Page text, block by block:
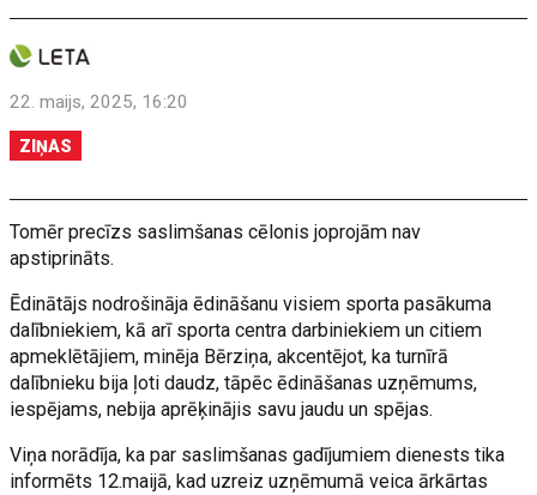
22. maijs, 2025, 16:20
ZIŅAS
Tomēr precīzs saslimšanas cēlonis joprojām nav
apstiprināts.
Ēdinātājs nodrošināja ēdināšanu visiem sporta pasākuma
dalībniekiem, kā arī sporta centra darbiniekiem un citiem
apmeklētājiem, minēja Bērziņa, akcentējot, ka turnīrā
dalībnieku bija ļoti daudz, tāpēc ēdināšanas uzņēmums,
iespējams, nebija aprēķinājis savu jaudu un spējas.
Viņa norādīja, ka par saslimšanas gadījumiem dienests tika
informēts 12.maijā, kad uzreiz uzņēmumā veica ārkārtas